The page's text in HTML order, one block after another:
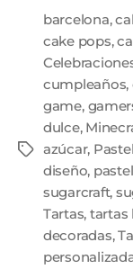
barcelona,
cake pops,
cumpleaños,
game,
dulce,
azúcar,
diseño,
sugarcraft,
Tartas, tartas
decoradas,